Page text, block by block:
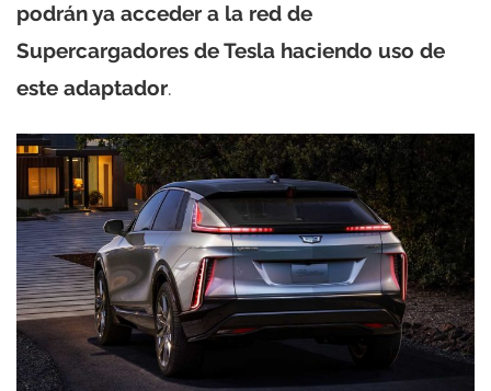
podrán ya acceder a la red de
Supercargadores de Tesla haciendo uso de
este adaptador.